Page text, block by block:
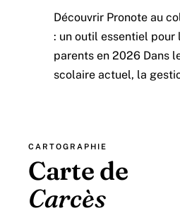
Découvrir Pronote au
: un outil essentiel pour
parents en 2026 Dans
scolaire actuel, la
CARTOGRAPHIE
Carte de
Carcès